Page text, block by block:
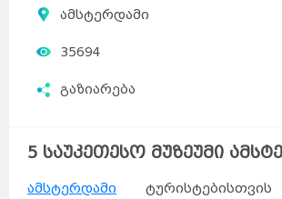
ამსტერდამი
35694
გაზიარება
5 საუკეთესო მუზეუმი
ამსტერდამი